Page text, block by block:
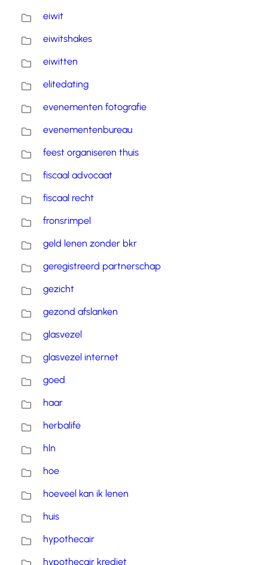
eiwit
eiwitshakes
eiwitten
elitedating
evenementen fotografie
evenementenbureau
feest organiseren thuis
fiscaal advocaat
fiscaal recht
fronsrimpel
geld lenen zonder bkr
geregistreerd partnerschap
gezicht
gezond afslanken
glasvezel
glasvezel internet
goed
haar
herbalife
hln
hoe
hoeveel kan ik lenen
huis
hypothecair
hypothecair krediet